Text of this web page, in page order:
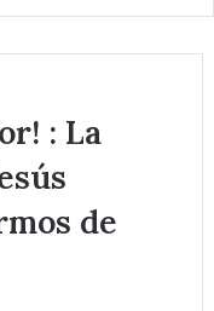
: La
de